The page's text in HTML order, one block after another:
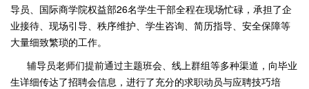
导员、国际商学院权益部26名学生干部全程在现场忙碌，承担了企
业接待、现场引导、秩序维护、学生咨询、简历指导、安全保障等
大量细致繁琐的工作。
辅导员老师们提前通过主题班会、线上群组等多种渠道，向毕业
生详细传达了招聘会信息，进行了充分的求职动员与应聘技巧培